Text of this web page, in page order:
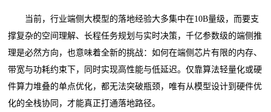
当前，行业端侧大模型的落地经验大多集中在10B量级，而要支
撑复杂的空间理解、长程任务规划与实时决策，千亿参数级的端侧推
理是必然方向，也意味着全新的挑战：如何在端侧芯片有限的内存、
带宽与功耗约束下，同时实现高性能与低延迟。仅靠算法轻量化或硬
件算力堆叠的单点优化，都无法突破瓶颈，唯有从模型设计到硬件优
化的全栈协同，才能真正打通落地路径。